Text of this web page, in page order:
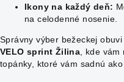
Ikony na každý deň:
na celodenné nosenie.
Správny výber bežeckej
VELO sprint Žilina , kde
topánky, ktoré vám sadnú ako